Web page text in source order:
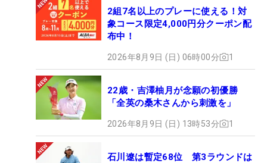
2組7名以上のプレーに使える！対
象コース限定4,000円分クーポン配
布中！
2026年8月9日 (日) 06時00分 1
22歳・吉澤柚月が念願の初優勝
「全英の桑木さんから刺激を」
2026年8月9日 (日) 13時53分 1
石川遼は暫定68位 第3ラウンドは